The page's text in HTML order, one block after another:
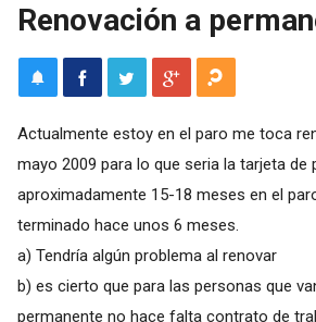
Renovación a
Actualmente estoy en el paro me toca
mayo 2009 para lo que seria la tarjeta de
aproximadamente 15-18 meses en el
terminado hace unos 6 meses.
a) Tendría algún problema al renovar
b) es cierto que para las personas que
permanente no hace falta contrato de